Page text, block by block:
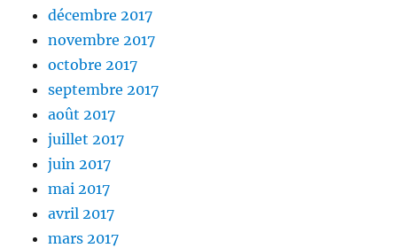
décembre 2017
novembre 2017
octobre 2017
septembre 2017
août 2017
juillet 2017
juin 2017
mai 2017
avril 2017
mars 2017